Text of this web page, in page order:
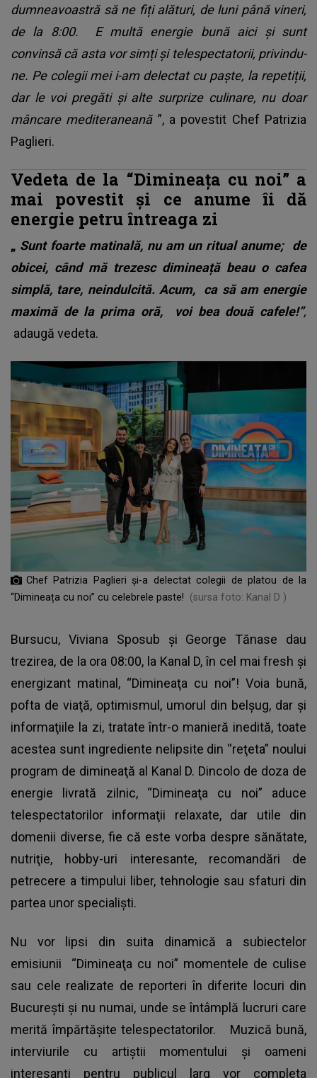
dumneavoastră să ne fiți alături, de luni până vineri,
de la 8:00. E multă energie bună aici și sunt
convinsă că asta vor simți și telespectatorii, privindu-
ne. Pe colegii mei i-am delectat cu paște, la repetiții,
dar le voi pregăti și alte surprize culinare, nu doar
mâncare mediteraneană ”, a povestit Chef Patrizia
Paglieri.
Vedeta de la “Dimineața cu noi” a
mai povestit și ce anume îi dă
energie petru întreaga zi
„ Sunt foarte matinală, nu am un ritual anume; de
obicei, când mă trezesc dimineață beau o cafea
simplă, tare, neindulcită. Acum, ca să am energie
maximă de la prima oră, voi bea două cafele!”,
adaugă vedeta.
Chef Patrizia Paglieri și-a delectat colegii de platou de la
“Dimineața cu noi” cu celebrele paste!
(sursa foto: Kanal D )
Bursucu, Viviana Sposub şi George Tănase dau
trezirea, de la ora 08:00, la Kanal D, în cel mai fresh şi
energizant matinal, “Dimineaţa cu noi”! Voia bună,
pofta de viaţă, optimismul, umorul din belşug, dar şi
informaţiile la zi, tratate într-o manieră inedită, toate
acestea sunt ingrediente nelipsite din “reţeta” noului
program de dimineaţă al Kanal D. Dincolo de doza de
energie livrată zilnic, “Dimineaţa cu noi” aduce
telespectatorilor informaţii relaxate, dar utile din
domenii diverse, fie că este vorba despre sănătate,
nutriţie, hobby-uri interesante, recomandări de
petrecere a timpului liber, tehnologie sau sfaturi din
partea unor specialişti.
Nu vor lipsi din suita dinamică a subiectelor
emisiunii “Dimineaţa cu noi” momentele de culise
sau cele realizate de reporteri în diferite locuri din
Bucureşti şi nu numai, unde se întâmplă lucruri care
merită împărtăşite telespectatorilor. Muzică bună,
interviurile cu artiştii momentului şi oameni
interesanţi pentru publicul larg vor completa